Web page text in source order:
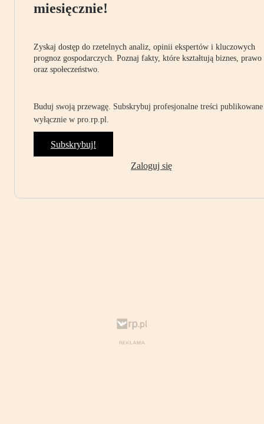
miesięcznie!
Zyskaj dostęp do rzetelnych analiz, opinii ekspertów i kluczowych
prognoz gospodarczych. Poznaj fakty, które kształtują biznes, prawo
oraz społeczeństwo.
Buduj swoją przewagę. Subskrybuj profesjonalne treści publikowane
wyłącznie w pro.rp.pl.
Subskrybuj!
Zaloguj się